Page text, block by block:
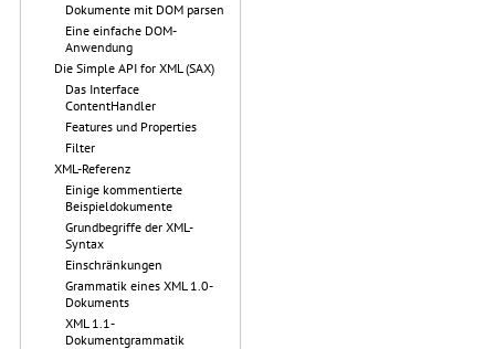
Dokumente mit DOM parsen
Eine einfache DOM-
Anwendung
Die Simple API for XML (SAX)
Das Interface
ContentHandler
Features und Properties
Filter
XML-Referenz
Einige kommentierte
Beispieldokumente
Grundbegriffe der XML-
Syntax
Einschränkungen
Grammatik eines XML 1.0-
Dokuments
XML 1.1-
Dokumentgrammatik